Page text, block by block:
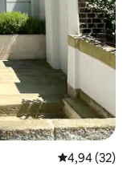
Средна
4,94 (32)